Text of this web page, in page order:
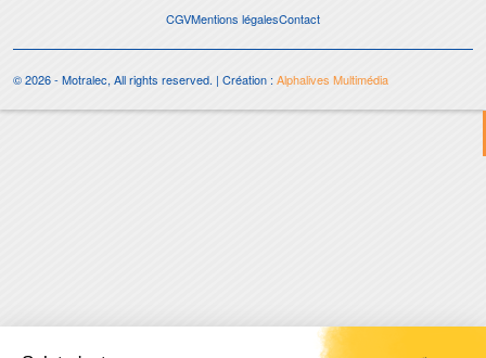
CGVMentions légalesContact
© 2026 - Motralec, All rights reserved. | Création : Alphalives Multimédia